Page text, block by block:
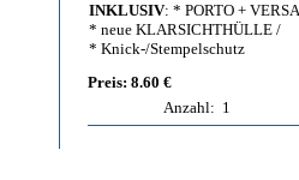
INKLUSIV: * PORTO +
* neue KLARSICHTHÜLLE /
* Knick-/Stempelschutz
Preis: 8.60 €
Anzahl: 1